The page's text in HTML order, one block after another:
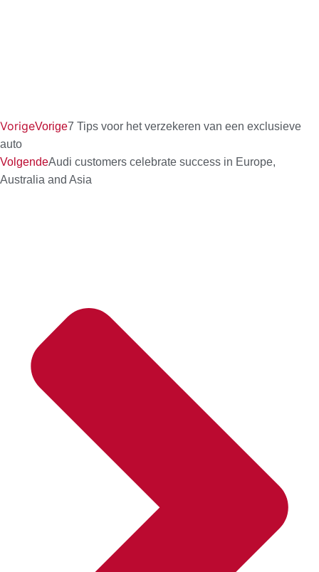
VorigeVorige7 Tips voor het verzekeren van een exclusieve
auto
VolgendeAudi customers celebrate success in Europe,
Australia and Asia